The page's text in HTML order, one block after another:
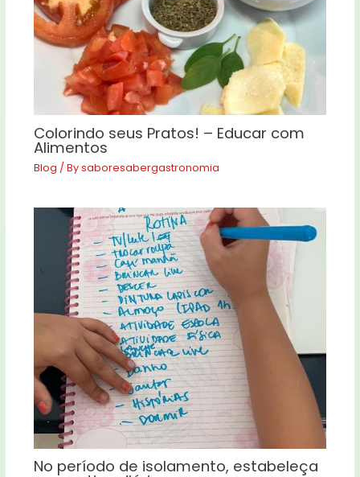
Colorindo seus Pratos! – Educar com
Alimentos
Blog / Bysaboresabergastronomia
No período de isolamento, estabeleça